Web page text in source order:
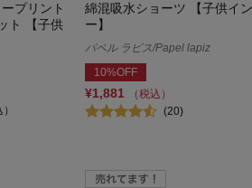
プリント
ト 【子供
綿混吸水ショーツ 【子供イ
ー】
パペル ラピス/Papel lapiz
10%OFF
¥1,881
（税込）
(20)